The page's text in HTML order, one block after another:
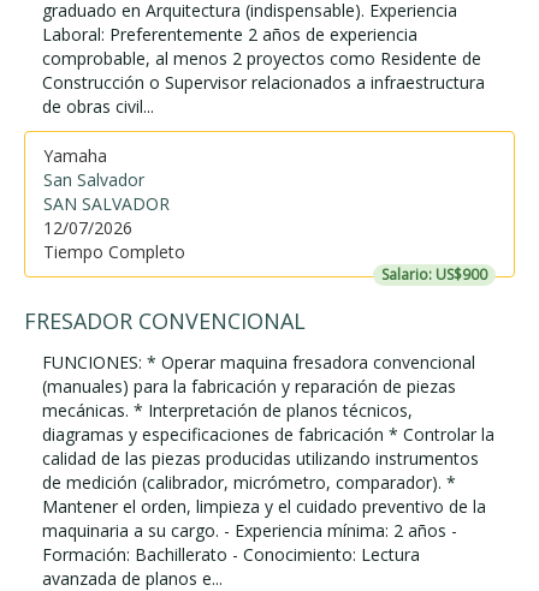
graduado en Arquitectura (indispensable). Experiencia
Laboral: Preferentemente 2 años de experiencia
comprobable, al menos 2 proyectos como Residente de
Construcción o Supervisor relacionados a infraestructura
de obras civil...
Yamaha
San Salvador
SAN SALVADOR
12/07/2026
Tiempo Completo
Salario: US$900
FRESADOR CONVENCIONAL
FUNCIONES: * Operar maquina fresadora convencional
(manuales) para la fabricación y reparación de piezas
mecánicas. * Interpretación de planos técnicos,
diagramas y especificaciones de fabricación * Controlar la
calidad de las piezas producidas utilizando instrumentos
de medición (calibrador, micrómetro, comparador). *
Mantener el orden, limpieza y el cuidado preventivo de la
maquinaria a su cargo. - Experiencia mínima: 2 años -
Formación: Bachillerato - Conocimiento: Lectura
avanzada de planos e...